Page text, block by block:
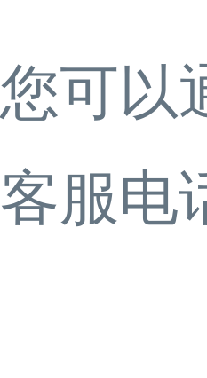
您可以
客服电